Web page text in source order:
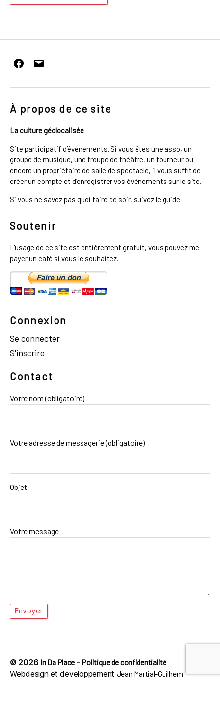
Facebook
E-
mail
À propos de ce site
La culture géolocalisée
Site participatif d’événements. Si vous êtes une asso, un
groupe de musique, une troupe de théâtre, un tourneur ou
encore un propriétaire de salle de spectacle, il vous suffit de
créer un compte et d’enregistrer vos événements sur le site.
Si vous ne savez pas quoi faire ce soir, suivez le guide.
Soutenir
L'usage de ce site est entièrement gratuit, vous pouvez me
payer un café si vous le souhaitez.
Connexion
Se connecter
S'inscrire
Contact
Votre nom (obligatoire)
Votre adresse de messagerie (obligatoire)
Objet
Votre message
© 2026 In Da Place - Politique de confidentialité
Webdesign et développement Jean Martial-Guilhem